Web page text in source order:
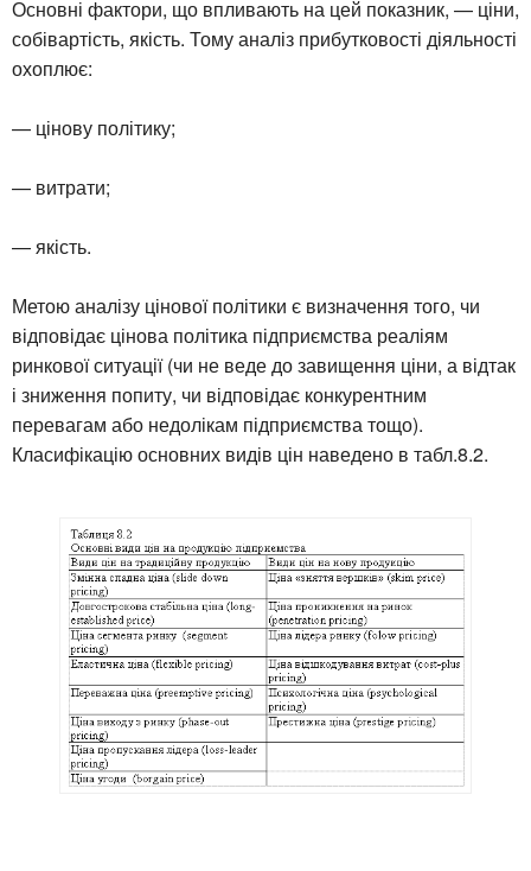
Основні фактори, що впливають на цей показник, — ціни,
собівартість, якість. Тому аналіз прибутковості діяльності
охоплює:
— цінову політику;
— витрати;
— якість.
Метою аналізу цінової політики є визначення того, чи
відповідає цінова політика підприємства реаліям
ринкової ситуації (чи не веде до завищення ціни, а відтак
і зниження попиту, чи відповідає конкурентним
перевагам або недолікам підприємства тощо).
Класифікацію основних видів цін наведено в табл.8.2.